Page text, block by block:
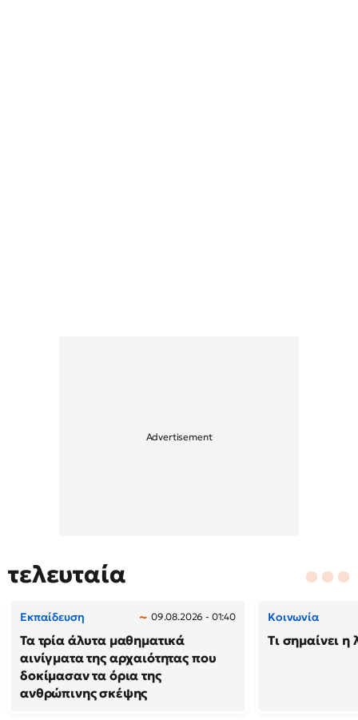
τελευταία
Εκπαίδευση 09.08.2026 - 01:40
Τα τρία άλυτα μαθηματικά
αινίγματα της αρχαιότητας που
δοκίμασαν τα όρια της
ανθρώπινης σκέψης
Κοινωνία
Τι σημαίνει η